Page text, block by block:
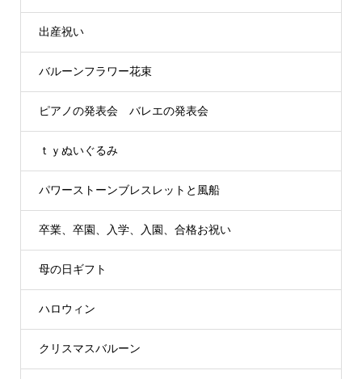
出産祝い
バルーンフラワー花束
ピアノの発表会 バレエの発表会
ｔｙぬいぐるみ
パワーストーンブレスレットと風船
卒業、卒園、入学、入園、合格お祝い
母の日ギフト
ハロウィン
クリスマスバルーン